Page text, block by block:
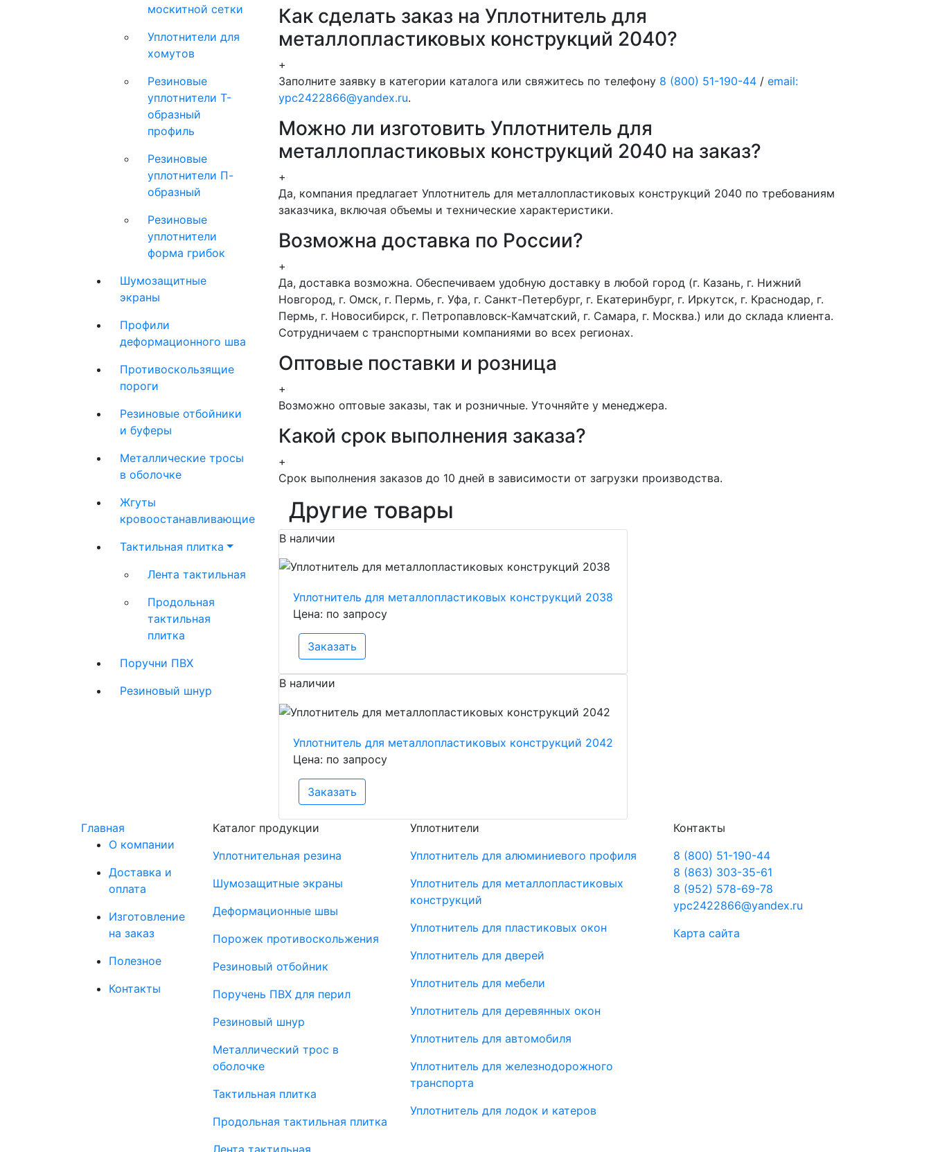
Как сделать заказ на Уплотнитель для
металлопластиковых конструкций 2040?
+
Заполните заявку в категории каталога или свяжитесь по телефону 8 (800) 51-190-44 / email:
ypc2422866@yandex.ru.
Можно ли изготовить Уплотнитель для
металлопластиковых конструкций 2040 на заказ?
+
Да, компания предлагает Уплотнитель для металлопластиковых конструкций 2040 по требованиям
заказчика, включая объемы и технические характеристики.
Возможна доставка по России?
+
Да, доставка возможна. Обеспечиваем удобную доставку в любой город (г. Казань, г. Нижний
Новгород, г. Омск, г. Пермь, г. Уфа, г. Санкт-Петербург, г. Екатеринбург, г. Иркутск, г. Краснодар, г.
Пермь, г. Новосибирск, г. Петропавловск-Камчатский, г. Самара, г. Москва.) или до склада клиента.
Сотрудничаем с транспортными компаниями во всех регионах.
Оптовые поставки и розница
+
Возможно оптовые заказы, так и розничные. Уточняйте у менеджера.
Какой срок выполнения заказа?
+
Срок выполнения заказов до 10 дней в зависимости от загрузки производства.
Другие товары
В наличии
Уплотнитель для металлопластиковых конструкций 2038
Цена: по запросу
Заказать
В наличии
Уплотнитель для металлопластиковых конструкций 2042
Цена: по запросу
Заказать
москитной сетки
Уплотнители для
хомутов
Резиновые
уплотнители Т-
образный
профиль
Резиновые
уплотнители П-
образный
Резиновые
уплотнители
форма грибок
Шумозащитные
экраны
Профили
деформационного шва
Противоскользящие
пороги
Резиновые отбойники
и буферы
Металлические тросы
в оболочке
Жгуты
кровоостанавливающие
Тактильная плитка
Лента тактильная
Продольная
тактильная
плитка
Поручни ПВХ
Резиновый шнур
Главная
О компании
Доставка и
оплата
Изготовление
на заказ
Полезное
Контакты
Каталог продукции
Уплотнительная резина
Шумозащитные экраны
Деформационные швы
Порожек противоскольжения
Резиновый отбойник
Поручень ПВХ для перил
Резиновый шнур
Металлический трос в
оболочке
Тактильная плитка
Продольная тактильная плитка
Уплотнители
Уплотнитель для алюминиевого профиля
Уплотнитель для металлопластиковых
конструкций
Уплотнитель для пластиковых окон
Уплотнитель для дверей
Уплотнитель для мебели
Уплотнитель для деревянных окон
Уплотнитель для автомобиля
Уплотнитель для железнодорожного
транспорта
Уплотнитель для лодок и катеров
Контакты
8 (800) 51-190-44
8 (863) 303-35-61
8 (952) 578-69-78
ypc2422866@yandex.ru
Карта сайта